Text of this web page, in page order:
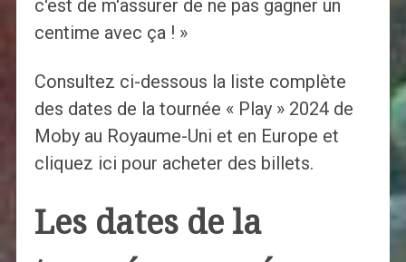
c'est de m'assurer de ne pas gagner un
centime avec ça ! »
Consultez ci-dessous la liste complète
des dates de la tournée « Play » 2024 de
Moby au Royaume-Uni et en Europe et
cliquez ici pour acheter des billets.
Les dates de la